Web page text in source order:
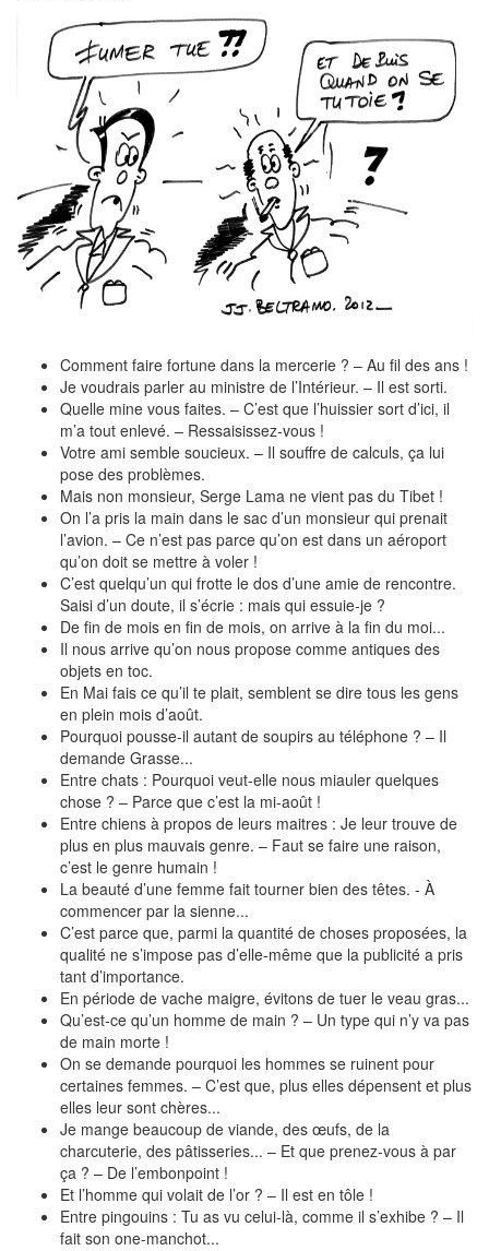
Comment faire fortune dans la mercerie ? – Au fil des ans !
Je voudrais parler au ministre de l’Intérieur. – Il est sorti.
Quelle mine vous faites. – C’est que l’huissier sort d’ici, il
m’a tout enlevé. – Ressaisissez-vous !
Votre ami semble soucieux. – Il souffre de calculs, ça lui
pose des problèmes.
Mais non monsieur, Serge Lama ne vient pas du Tibet !
On l’a pris la main dans le sac d’un monsieur qui prenait
l’avion. – Ce n’est pas parce qu’on est dans un aéroport
qu’on doit se mettre à voler !
C’est quelqu’un qui frotte le dos d’une amie de rencontre.
Saisi d’un doute, il s’écrie : mais qui essuie-je ?
De fin de mois en fin de mois, on arrive à la fin du moi...
Il nous arrive qu’on nous propose comme antiques des
objets en toc.
En Mai fais ce qu’il te plait, semblent se dire tous les gens
en plein mois d’août.
Pourquoi pousse-il autant de soupirs au téléphone ? – Il
demande Grasse...
Entre chats : Pourquoi veut-elle nous miauler quelques
chose ? – Parce que c’est la mi-août !
Entre chiens à propos de leurs maitres : Je leur trouve de
plus en plus mauvais genre. – Faut se faire une raison,
c’est le genre humain !
La beauté d’une femme fait tourner bien des têtes. - À
commencer par la sienne...
C’est parce que, parmi la quantité de choses proposées, la
qualité ne s’impose pas d’elle-même que la publicité a pris
tant d’importance.
En période de vache maigre, évitons de tuer le veau gras...
Qu’est-ce qu’un homme de main ? – Un type qui n’y va pas
de main morte !
On se demande pourquoi les hommes se ruinent pour
certaines femmes. – C’est que, plus elles dépensent et plus
elles leur sont chères...
Je mange beaucoup de viande, des œufs, de la
charcuterie, des pâtisseries... – Et que prenez-vous à par
ça ? – De l’embonpoint !
Et l’homme qui volait de l’or ? – Il est en tôle !
Entre pingouins : Tu as vu celui-là, comme il s’exhibe ? – Il
fait son one-manchot...